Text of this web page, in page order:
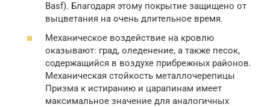
Basf). Благодаря этому покрытие защищено от
выцветания на очень длительное время.
Механическое воздействие на кровлю
оказывают: град, оледенение, а также песок,
содержащийся в воздухе прибрежных районов.
Механическая стойкость металлочерепицы
Призма к истиранию и царапинам имеет
максимальное значение для аналогичных